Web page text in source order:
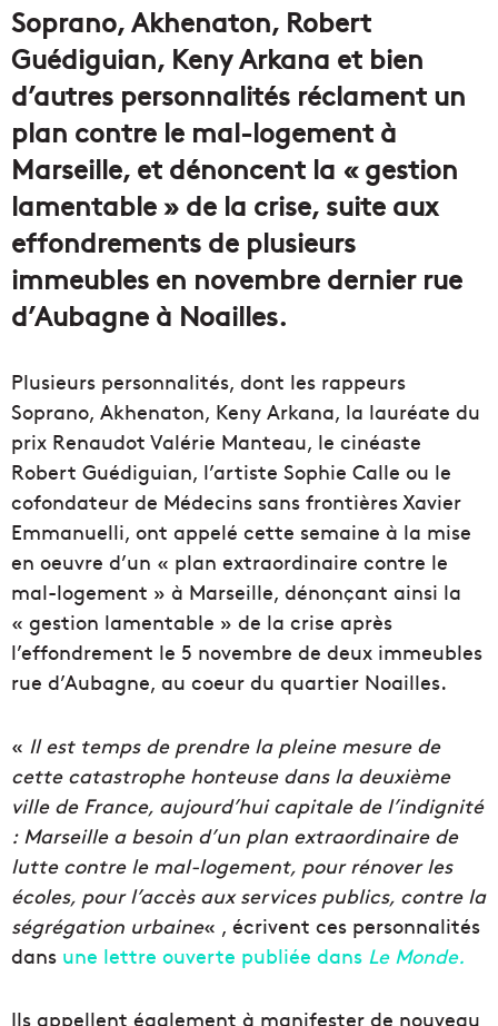
Soprano, Akhenaton, Robert
Guédiguian, Keny Arkana et bien
d’autres personnalités réclament un
plan contre le mal-logement à
Marseille, et dénoncent la « gestion
lamentable » de la crise, suite aux
effondrements de plusieurs
immeubles en novembre dernier rue
d’Aubagne à Noailles.
Plusieurs personnalités, dont les rappeurs
Soprano, Akhenaton, Keny Arkana, la lauréate du
prix Renaudot Valérie Manteau, le cinéaste
Robert Guédiguian, l’artiste Sophie Calle ou le
cofondateur de Médecins sans frontières Xavier
Emmanuelli, ont appelé cette semaine à la mise
en oeuvre d’un « plan extraordinaire contre le
mal-logement » à Marseille, dénonçant ainsi la
« gestion lamentable » de la crise après
l’effondrement le 5 novembre de deux immeubles
rue d’Aubagne, au coeur du quartier Noailles.
« Il est temps de prendre la pleine mesure de
cette catastrophe honteuse dans la deuxième
ville de France, aujourd’hui capitale de l’indignité
: Marseille a besoin d’un plan extraordinaire de
lutte contre le mal-logement, pour rénover les
écoles, pour l’accès aux services publics, contre la
ségrégation urbaine« , écrivent ces personnalités
dans une lettre ouverte publiée dans Le Monde.
Ils appellent également à manifester de nouveau